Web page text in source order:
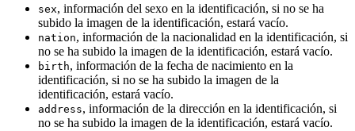
sex, información del sexo en la identificación, si no se ha
subido la imagen de la identificación, estará vacío.
nation, información de la nacionalidad en la identificación, si
no se ha subido la imagen de la identificación, estará vacío.
birth, información de la fecha de nacimiento en la
identificación, si no se ha subido la imagen de la
identificación, estará vacío.
address, información de la dirección en la identificación, si
no se ha subido la imagen de la identificación, estará vacío.